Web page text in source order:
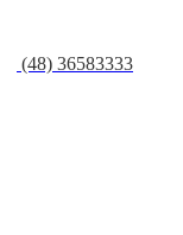
(48) 36583333